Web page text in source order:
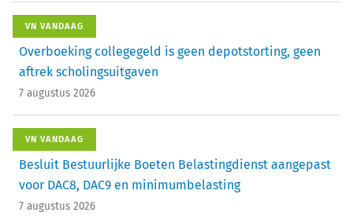
VN VANDAAG
Overboeking collegegeld is geen depotstorting, geen
aftrek scholingsuitgaven
7 augustus 2026
VN VANDAAG
Besluit Bestuurlijke Boeten Belastingdienst aangepast
voor DAC8, DAC9 en minimumbelasting
7 augustus 2026